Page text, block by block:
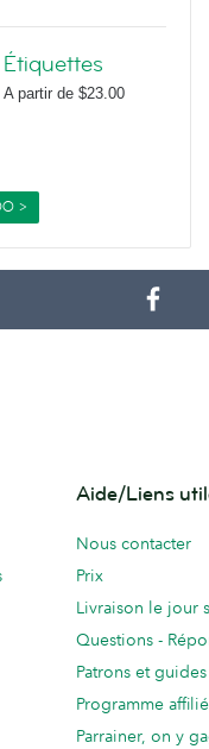
Étiquettes
A partir de $23.00
>
Aide/Liens
Nous contacter
Prix
Livraison le jour
Questions -
Patrons et
Programme
Parrainer, on y